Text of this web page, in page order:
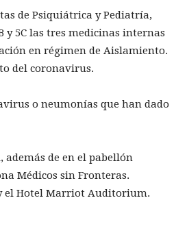
de Psiquiátrica y Pediatría,
y 5C las tres medicinas internas
en régimen de Aislamiento.
del coronavirus.
o neumonías que han dado
de en el pabellón
Médicos sin Fronteras.
el Hotel Marriot Auditorium.